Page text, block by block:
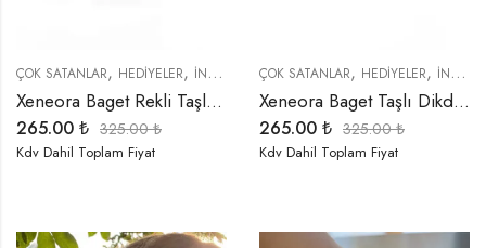
ÇOK SATANLAR, HEDIYELER, İNDIRIMLI ÜRÜNLER ,KÜPELER,ÖZEL SERİLER ,
Xeneora Baget Rekli Taşlı Dikdörtgen 3’lü Küpe Seti
265.00 ₺ 325.00₺
Kdv Dahil Toplam Fiyat
ÇOK SATANLAR, HEDIYELER, İNDIRIMLI ÜRÜNLER
Xeneora Baget Taşlı Dikdörtgen Gold 3’lü Küpe Seti
265.00 ₺ 325.00₺
Kdv Dahil Toplam Fiyat